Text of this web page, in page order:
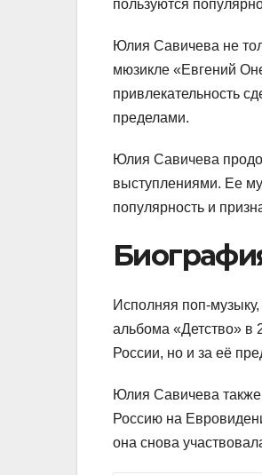
пользуются
Юлия Савичева не
мюзикле «Евгений
привлекательность
пределами.
Юлия Савичева
выступлениями. Ее
популярность и
Исполняя поп-
альбома «Детство» в
России, но и за её
Юлия Савичева
Россию на
она снова